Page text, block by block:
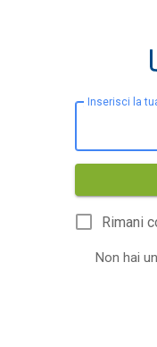
Inserisci la
Rimani
Non hai